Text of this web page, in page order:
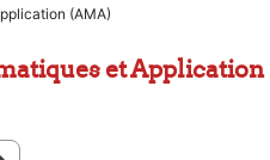
(AMA)
et Application